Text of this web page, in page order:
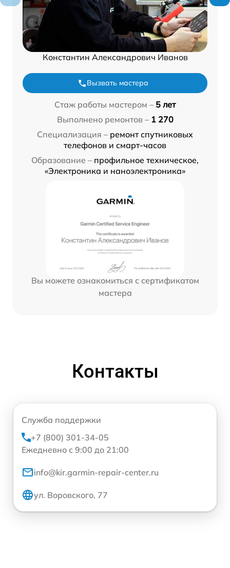
Константин Александрович Иванов
Вызвать мастера
Стаж работы мастером – 5 лет
Выполнено ремонтов – 1 270
Специализация – ремонт спутниковых
телефонов и смарт-часов
Образование – профильное техническое,
«Электроника и наноэлектроника»
Вы можете ознакомиться с сертификатом
мастера
Контакты
Служба поддержки
+7 (800) 301-34-05
Ежедневно с 9:00 до 21:00
info@kir.garmin-repair-center.ru
ул. Воровского, 77